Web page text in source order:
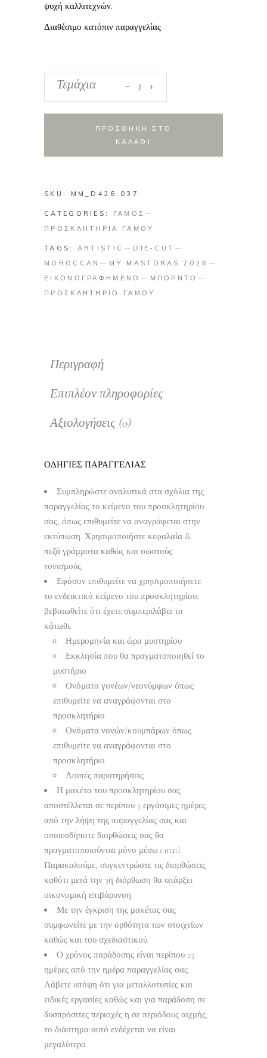
ψυχή καλλιτεχνών.
Διαθέσιμο κατόπιν παραγγελίας
Προσκλητήριο
quantity
Τεμάχια +
ΠΡΟΣΘΗΚΗ ΣΤΟ
ΚΑΛΑΘΙ
SKU: MM_D426.037
CATEGORIES: ΓΑΜΟΣ
ΠΡΟΣΚΛΗΤΗΡΙΑ ΓΑΜΟΥ
TAGS: ARTISTIC
DIE-CUT
MOROCCAN
MY MASTORAS 2026
ΕΙΚΟΝΟΓΡΑΦΗΜΕΝΟ
ΜΠΟΡΝΤΟ
ΠΡΟΣΚΛΗΤΗΡΙΟ ΓΑΜΟΥ
Περιγραφή
Επιπλέον πληροφορίες
Αξιολογήσεις (0)
ΟΔΗΓΙΕΣ ΠΑΡΑΓΓΕΛΙΑΣ
Συμπληρώστε αναλυτικά στα σχόλια της
παραγγελίας το κείμενο του προσκλητηρίου
σας, όπως επιθυμείτε να αναγράφεται στην
εκτύπωση. Χρησιμοποιήστε κεφαλαία &
πεζά γράμματα καθώς και σωστούς
τονισμούς.
Εφόσον επιθυμείτε να χρησιμοποιήσετε
το ενδεικτικό κείμενο του προσκλητηρίου,
βεβαιωθείτε ότι έχετε συμπεριλάβει τα
κάτωθι:
Ημερομηνία και ώρα μυστηρίου
Εκκλησία που θα πραγματοποιηθεί το
μυστήριο
Ονόματα γονέων/νεονύμφων όπως
επιθυμείτε να αναγράφονται στο
προσκλητήριο
Ονόματα νονών/κουμπάρων όπως
επιθυμείτε να αναγράφονται στο
προσκλητήριο
Λοιπές παρατηρήσεις
Η μακέτα του προσκλητηρίου σας
αποστέλλεται σε περίπου 3 εργάσιμες ημέρες
από την λήψη της παραγγελίας σας και
οποιεσδήποτε διορθώσεις σας θα
πραγματοποιούνται μόνο μέσω email.
Παρακαλούμε, συγκεντρώστε τις διορθώσεις
καθότι μετά την 3η διόρθωση θα υπάρξει
οικονομική επιβάρυνση.
Με την έγκριση της μακέτας σας
συμφωνείτε με την ορθότητα των στοιχείων
καθώς και του σχεδιαστικού.
Ο χρόνος παράδοσης είναι περίπου 25
ημέρες από την ημέρα παραγγελίας σας.
Λάβετε υπόψη ότι για μεταλλοτυπίες και
ειδικές εργασίες καθώς και για παράδοση σε
δυσπρόσιτες περιοχές η σε περιόδους αιχμής,
το διάστημα αυτό ενδέχεται να είναι
μεγαλύτερο.